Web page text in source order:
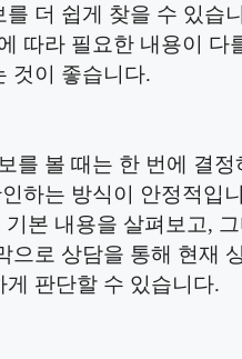
더 쉽게 찾을 수 있습
따라 필요한 내용이 다
것이 좋습니다.
를 볼 때는 한 번에 결정
하는 방식이 안정적입
기본 내용을 살펴보고,
으로 상담을 통해 현재
판단할 수 있습니다.